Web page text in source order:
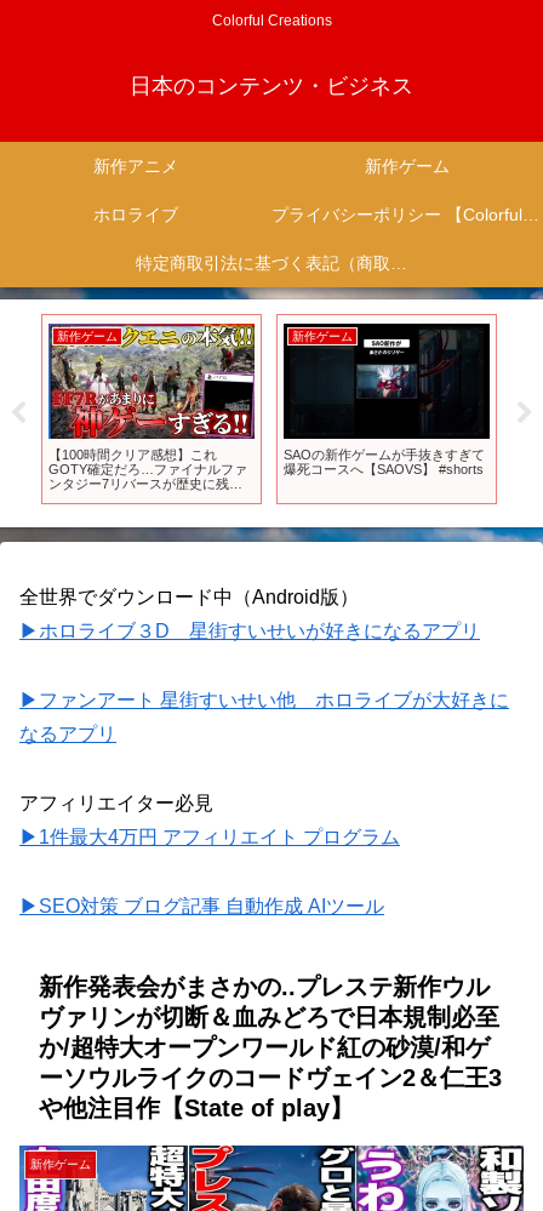
Colorful Creations
日本のコンテンツ・ビジネス
新作アニメ 新作ゲーム
ホロライブ プライバシーポリシー 【Colorful Creation】
特定商取引法に基づく表記（商取引に関する開示）
新作アニメ
TＶアニメ『【推しの子】』第2期
メインPV第1弾【2024年7月3日よ
り放送開始】
新作アニメ
TVアニメ『ふつつかな悪女ではご
ざいますが ~雛宮蝶鼠とりかえ伝
全世界でダウンロード中（Android版）
▶ホロライブ３D 星街すいせいが好きになるアプリ
▶ファンアート 星街すいせい他 ホロライブが大好きに
なるアプリ
アフィリエイター必見
▶1件最大4万円 アフィリエイト プログラム
▶SEO対策 ブログ記事 自動作成 AIツール
新作発表会がまさかの..プレステ新作ウル
ヴァリンが切断＆血みどろで日本規制必至
か/超特大オープンワールド紅の砂漠/和ゲ
ーソウルライクのコードヴェイン2＆仁王3
や他注目作【State of play】
新作ゲーム